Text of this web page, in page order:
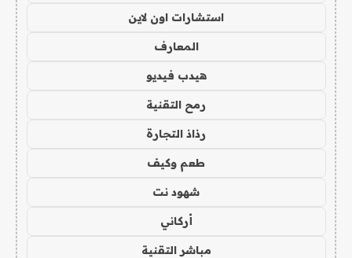
استشارات اون لاين
المعارف
هيدب فيديو
رمح التقنية
رذاذ التجارة
طعم وكيف
شهود نت
أركاني
مباشر التقنية